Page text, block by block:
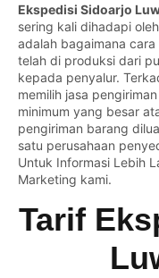
Ekspedisi Sidoarjo
sering kali dihadapi
adalah bagaimana
telah di produksi dari
kepada penyalur.
memilih jasa
minimum yang besar
pengiriman barang
satu perusahaan
Untuk Informasi Lebih
Marketing kami.
Tarif